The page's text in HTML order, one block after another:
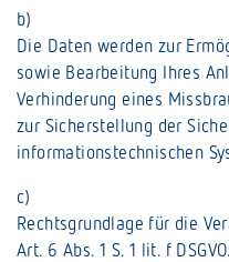
b)
Die Daten werden zur
sowie Bearbeitung Ihres
Verhinderung eines
zur Sicherstellung der
informationstechnischen
c)
Rechtsgrundlage für die
Art. 6 Abs. 1 S. 1 lit. f